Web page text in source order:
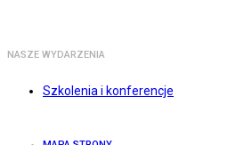
NASZE WYDARZENIA
Szkolenia i konferencje